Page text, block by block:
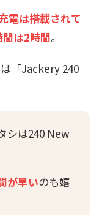
電は搭載されて
は2時間。
「Jackery 240
シは240 New
が早いのも嬉